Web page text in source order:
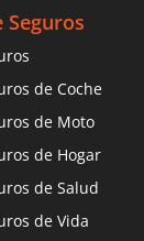
Seguros
de Coche
de Moto
de Hogar
de Salud
de Vida